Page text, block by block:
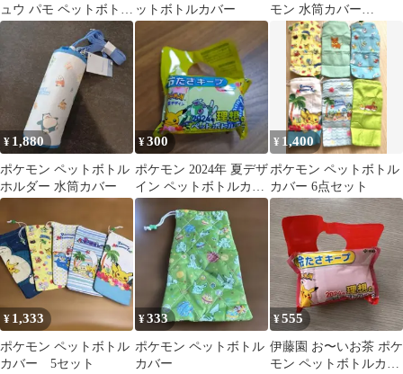
ュウ パモ ペットボトル
カバー 2枚セット
ットボトルカバー
モン 水筒カバー
PVPF7-A
¥ 1,880
ポケモン ペットボトル
ホルダー 水筒カバー
¥300
ポケモン 2024年 夏デザ
イン ペットボトルカバ
ー
¥ 1,400
ポケモン ペットボトル
カバー 6点セット
¥ 1,333
ポケモン ペットボトル
カバー 5セット
¥333
ポケモン ペットボトル
カバー
¥555
伊藤園 お〜いお茶 ポケ
モン ペットボトルカバ